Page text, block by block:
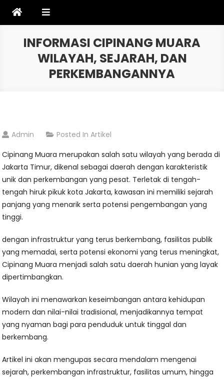
INFORMASI CIPINANG MUARA
WILAYAH, SEJARAH, DAN
PERKEMBANGANNYA
Admin Posted InArtikel
Cipinang Muara merupakan salah satu wilayah yang berada di
Jakarta Timur, dikenal sebagai daerah dengan karakteristik
unik dan perkembangan yang pesat. Terletak di tengah-
tengah hiruk pikuk kota Jakarta, kawasan ini memiliki sejarah
panjang yang menarik serta potensi pengembangan yang
tinggi.
dengan infrastruktur yang terus berkembang, fasilitas publik
yang memadai, serta potensi ekonomi yang terus meningkat,
Cipinang Muara menjadi salah satu daerah hunian yang layak
dipertimbangkan.
Wilayah ini menawarkan keseimbangan antara kehidupan
modern dan nilai-nilai tradisional, menjadikannya tempat
yang nyaman bagi para penduduk untuk tinggal dan
berkembang.
Artikel ini akan mengupas secara mendalam mengenai
sejarah, perkembangan infrastruktur, fasilitas umum, hingga